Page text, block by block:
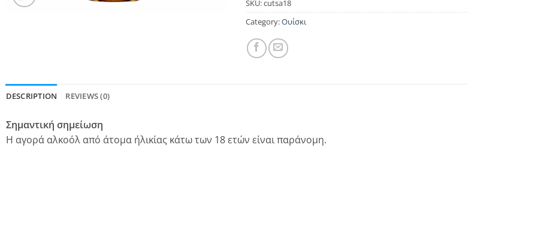
SKU:cutsa18
Category:Ουίσκι
DESCRIPTION REVIEWS (0)
Σημαντική σημείωση
Η αγορά αλκοόλ από άτομα ήλικίας κάτω των 18 ετών είναι παράνομη.